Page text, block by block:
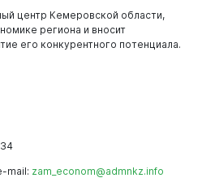
центр Кемеровской области,
региона и вносит
его конкурентного потенциала.
mail: zam_econom@admnkz.info